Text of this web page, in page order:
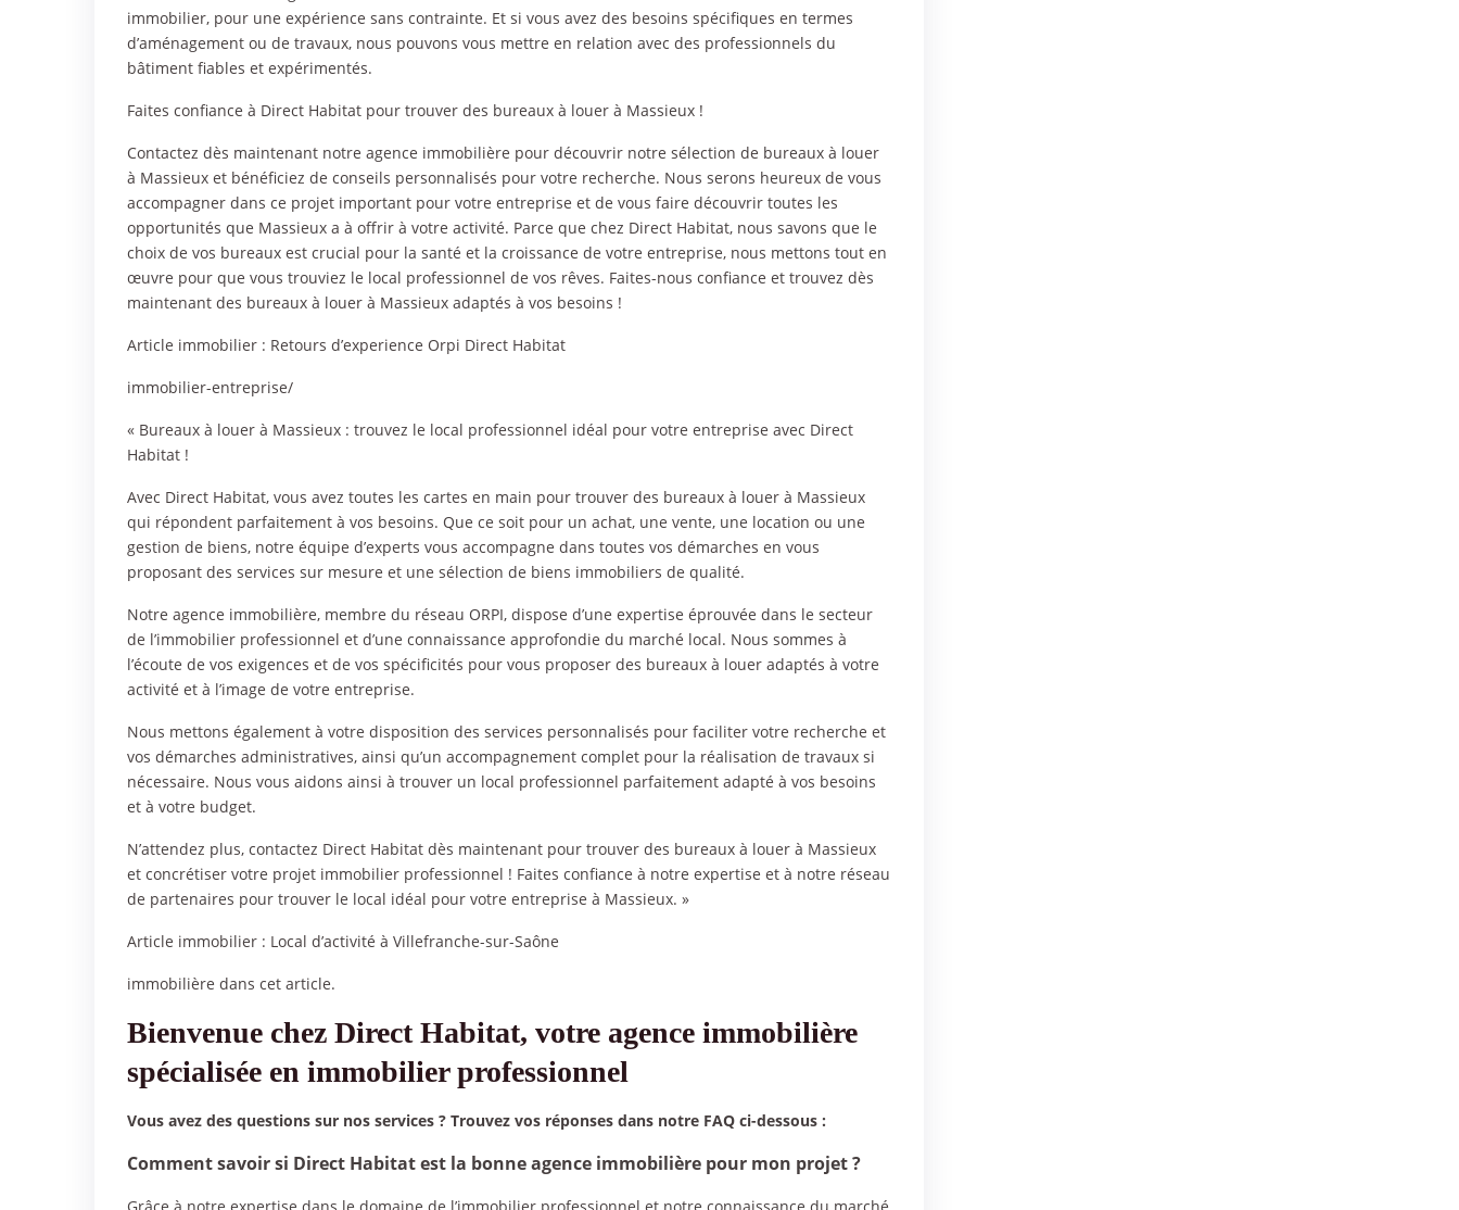
immobilier, pour une expérience sans contrainte. Et si vous avez des besoins spécifiques en termes
d’aménagement ou de travaux, nous pouvons vous mettre en relation avec des professionnels du
bâtiment fiables et expérimentés.
Faites confiance à Direct Habitat pour trouver des bureaux à louer à Massieux !
Contactez dès maintenant notre agence immobilière pour découvrir notre sélection de bureaux à louer
à Massieux et bénéficiez de conseils personnalisés pour votre recherche. Nous serons heureux de vous
accompagner dans ce projet important pour votre entreprise et de vous faire découvrir toutes les
opportunités que Massieux a à offrir à votre activité. Parce que chez Direct Habitat, nous savons que le
choix de vos bureaux est crucial pour la santé et la croissance de votre entreprise, nous mettons tout en
œuvre pour que vous trouviez le local professionnel de vos rêves. Faites-nous confiance et trouvez dès
maintenant des bureaux à louer à Massieux adaptés à vos besoins !
Article immobilier : Retours d’experience Orpi Direct Habitat
immobilier-entreprise/
« Bureaux à louer à Massieux : trouvez le local professionnel idéal pour votre entreprise avec Direct
Habitat !
Avec Direct Habitat, vous avez toutes les cartes en main pour trouver des bureaux à louer à Massieux
qui répondent parfaitement à vos besoins. Que ce soit pour un achat, une vente, une location ou une
gestion de biens, notre équipe d’experts vous accompagne dans toutes vos démarches en vous
proposant des services sur mesure et une sélection de biens immobiliers de qualité.
Notre agence immobilière, membre du réseau ORPI, dispose d’une expertise éprouvée dans le secteur
de l’immobilier professionnel et d’une connaissance approfondie du marché local. Nous sommes à
l’écoute de vos exigences et de vos spécificités pour vous proposer des bureaux à louer adaptés à votre
activité et à l’image de votre entreprise.
Nous mettons également à votre disposition des services personnalisés pour faciliter votre recherche et
vos démarches administratives, ainsi qu’un accompagnement complet pour la réalisation de travaux si
nécessaire. Nous vous aidons ainsi à trouver un local professionnel parfaitement adapté à vos besoins
et à votre budget.
N’attendez plus, contactez Direct Habitat dès maintenant pour trouver des bureaux à louer à Massieux
et concrétiser votre projet immobilier professionnel ! Faites confiance à notre expertise et à notre réseau
de partenaires pour trouver le local idéal pour votre entreprise à Massieux. »
Article immobilier : Local d’activité à Villefranche-sur-Saône
immobilière dans cet article.
Bienvenue chez Direct Habitat, votre agence immobilière
spécialisée en immobilier professionnel
Vous avez des questions sur nos services ? Trouvez vos réponses dans notre FAQ ci-dessous :
Comment savoir si Direct Habitat est la bonne agence immobilière pour mon projet ?